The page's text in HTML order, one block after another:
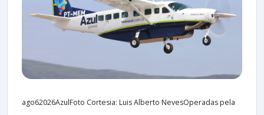
ago62026AzulFoto Cortesia: Luis Alberto NevesOperadas pela